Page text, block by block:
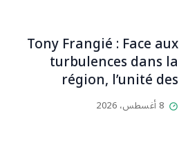
إقفاله لكنه لم يستطع لأنه
بيت رسالة وتاريخ وإيمان وقيم
مستمرة (صور وVideo)
Tony Frangié : Face aux
turbulences dans la
région, l’unité des
Libanais est primordiale
L’OLJ / Par Scarlett
8 أغسطس، 2026